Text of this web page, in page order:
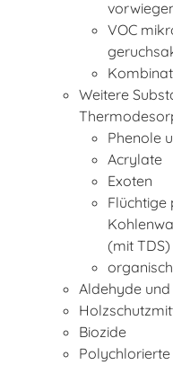
VOC
Weitere
Phenole
Acrylate
Exoten
(mit TDS)
Aldehyde
Biozide
Polychlorierte